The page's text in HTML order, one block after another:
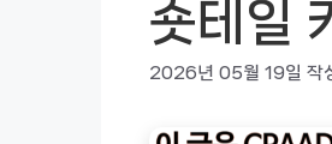
숏테일
2026년 05월 19일 작